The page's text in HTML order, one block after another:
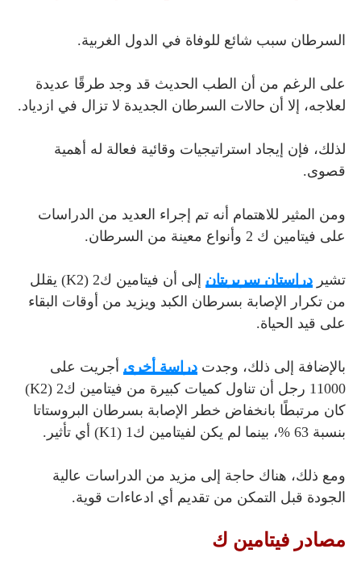
السرطان سبب شائع للوفاة في الدول الغربية.
على الرغم من أن الطب الحديث قد وجد طرقًا عديدة
لعلاجه، إلا أن حالات السرطان الجديدة لا تزال في ازدياد.
لذلك، فإن إيجاد استراتيجيات وقائية فعالة له أهمية
قصوى.
ومن المثير للاهتمام أنه تم إجراء العديد من الدراسات
على فيتامين ك 2 وأنواع معينة من السرطان.
تشير دراستان سريريتان
إلى أن فيتامين ك2 (K2) يقلل
من تكرار الإصابة بسرطان الكبد ويزيد من أوقات البقاء
على قيد الحياة.
بالإضافة إلى ذلك، وجدت دراسة أخرى أجريت على
11000 رجل أن تناول كميات كبيرة من فيتامين ك2 (K2)
كان مرتبطًا بانخفاض خطر الإصابة بسرطان البروستاتا
بنسبة 63 %، بينما لم يكن لفيتامين ك1 (K1) أي تأثير.
ومع ذلك، هناك حاجة إلى مزيد من الدراسات عالية
الجودة قبل التمكن من تقديم أي ادعاءات قوية.
مصادر فيتامين ك